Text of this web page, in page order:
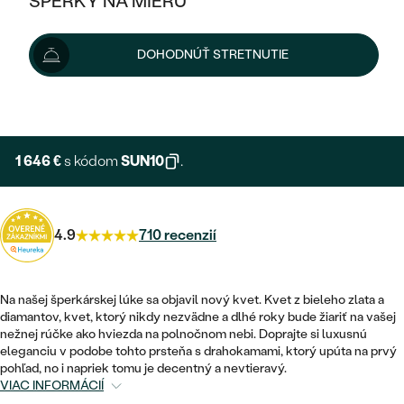
KOMBINOVANÉ ZLATO
PODĽA ŠTÝLU
BEZ KAMEŇA
VYKROJENÉ
NETRADIČNÉ
TEPANÉ
POSTRANNÉ DRAHOKAMY
HALO
VINTAGE
OBRÚČOK
NETRADIČNÉ
ZOSTAVTE SI PRSTEŇ
ZAČAŤ S PRSTEŇOM
VÝPREDAJ
ŠPERKY ČO POMÁHAJÚ
PODĽA TYPU
PRSTENE
PRÍVESKY
NÁRAMKY
SETY
PÁNSKE ŠPERKY
PLATINOVÉ
NAPICHOVACIE
MINIMALISTICKÉ
SOLITÉR
V TVARE SRDCA
ZLATÉ
STRIEBORNÉ
SOLITÉR
NARODENIE DIEŤAŤA
PERSONALIZOVANÉ
SO ZNAMENÍM ZVEROKRUHU
MINIMALISTICKÉ
VÝPREDAJ
ZLATÉ
PLATINOVÉ
ETERNITY
MINIMALISTICKÉ
DOHODNÚŤ STRETNUTIE
1 829 €
Šperk vám doručíme do 3 - 4 týždňov. Možnosti doručenia
1 646 €s kódom SUN10 .
4.9 710 recenzií
Na našej šperkárskej lúke sa objavil nový kvet. Kvet z bieleho zlata a
diamantov, kvet, ktorý nikdy nezvädne a dlhé roky bude žiariť na vašej
nežnej rúčke ako hviezda na polnočnom nebi. Doprajte si luxusnú
eleganciu v podobe tohto prsteňa s drahokamami, ktorý upúta na prvý
pohľad, no i napriek tomu je decentný a nevtieravý.
VIAC INFORMÁCIÍ